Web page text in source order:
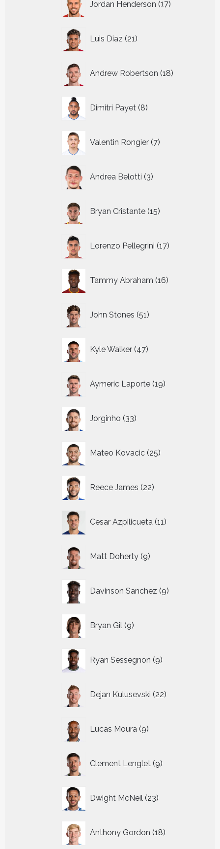
Jordan Henderson 17
producten
Luis Diaz 21
producten
Andrew Robertson 18
producten
Dimitri Payet 8
producten
Valentin Rongier 7
producten
Andrea Belotti 3
producten
Bryan Cristante 15
producten
Lorenzo Pellegrini 17
producten
Tammy Abraham 16
producten
John Stones 51
producten
Kyle Walker 47
producten
Aymeric Laporte 19
producten
Jorginho 33
producten
Mateo Kovacic 25
producten
Reece James 22
producten
Cesar Azpilicueta 11
producten
Matt Doherty 9
producten
Davinson Sanchez 9
producten
Bryan Gil 9
producten
Ryan Sessegnon 9
producten
Dejan Kulusevski 22
producten
Lucas Moura 9
producten
Clement Lenglet 9
producten
Dwight McNeil 23
producten
Anthony Gordon 18
producten